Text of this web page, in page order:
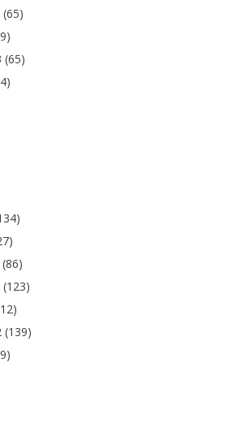
(65)
(65)
(86)
(123)
(139)